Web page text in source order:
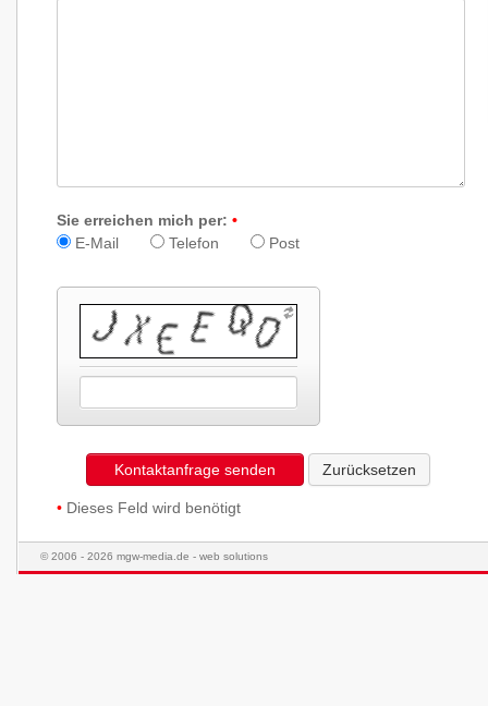
Sie erreichen mich per:
E-Mail
Telefon Post
Kontaktanfrage senden Zurücksetzen
• Dieses Feld wird benötigt
© 2006 - 2026 mgw-media.de - web solutions